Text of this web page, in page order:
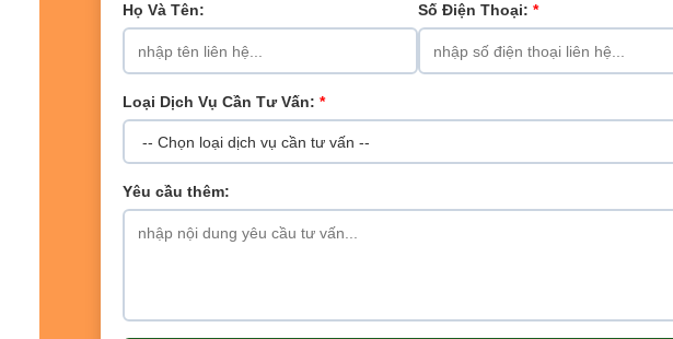
Họ Và Tên: Số Điện Thoại: *
Loại Dịch Vụ Cần Tư Vấn: *
Yêu cầu thêm: